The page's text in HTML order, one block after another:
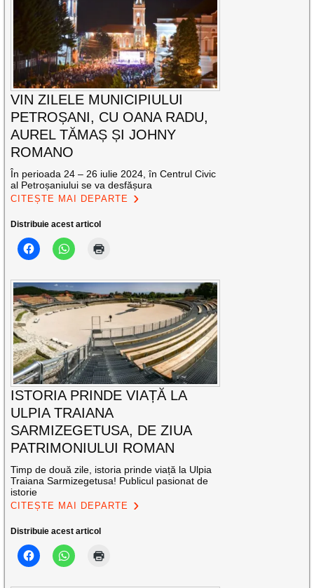
VIN ZILELE MUNICIPIULUI
PETROȘANI, CU OANA RADU,
AUREL TĂMAȘ ȘI JOHNY
ROMANO
În perioada 24 – 26 iulie 2024, în Centrul Civic
al Petroșaniului se va desfășura
CITEȘTE MAI DEPARTE
Distribuie acest articol
ISTORIA PRINDE VIAȚĂ LA
ULPIA TRAIANA
SARMIZEGETUSA, DE ZIUA
PATRIMONIULUI ROMAN
Timp de două zile, istoria prinde viață la Ulpia
Traiana Sarmizegetusa! Publicul pasionat de
istorie
CITEȘTE MAI DEPARTE
Distribuie acest articol